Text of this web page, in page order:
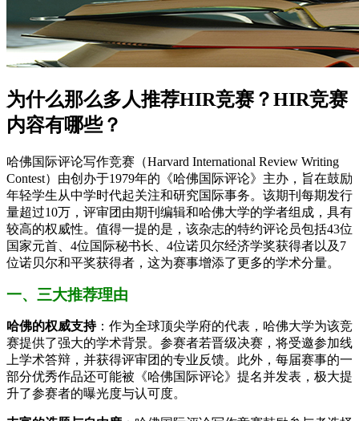
为什么那么多人推荐HIR竞赛？HIR竞赛
内容有哪些？
哈佛国际评论写作竞赛（Harvard International Review Writing
Contest）由创办于1979年的《哈佛国际评论》主办，旨在鼓励
年轻学生从中学时代起关注和研究国际事务。该期刊每期发行
量超过10万，评审团由期刊编辑和哈佛大学的学者组成，具有
较高的权威性。值得一提的是，该杂志的特约评论员包括43位
国家元首、4位国际秘书长、4位诺贝尔经济学奖获得者以及7
位诺贝尔和平奖获得者，这为赛事增添了更多的学术分量。
一、三大推荐理由
哈佛的权威支持：作为全球顶尖学府的代表，哈佛大学为该竞
赛提供了强大的学术背景。参赛者若晋级决赛，将受邀参加线
上学术答辩，并获得评审团的专业反馈。此外，每届赛事的一
部分优秀作品还可能被《哈佛国际评论》提名并发表，极大提
升了参赛者的曝光度与认可度。